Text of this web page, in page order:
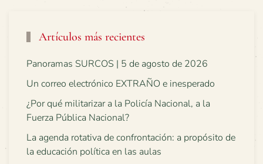
Artículos más recientes
Panoramas SURCOS | 5 de agosto de 2026
Un correo electrónico EXTRAÑO e inesperado
¿Por qué militarizar a la Policía Nacional, a la
Fuerza Pública Nacional?
La agenda rotativa de confrontación: a propósito de
la educación política en las aulas